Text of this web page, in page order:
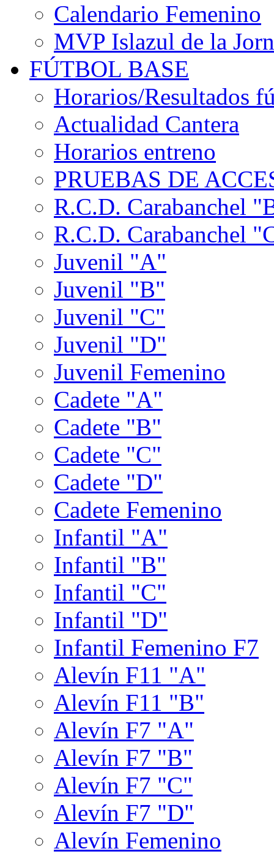
Calendario Femenino
MVP Islazul de la
FÚTBOL BASE
Horarios/Resultados
Actualidad Cantera
Horarios entreno
PRUEBAS DE
R.C.D. Carabanchel
R.C.D. Carabanchel
Juvenil "A"
Juvenil "B"
Juvenil "C"
Juvenil "D"
Juvenil Femenino
Cadete "A"
Cadete "B"
Cadete "C"
Cadete "D"
Cadete Femenino
Infantil "A"
Infantil "B"
Infantil "C"
Infantil "D"
Infantil Femenino F7
Alevín F11 "A"
Alevín F11 "B"
Alevín F7 "A"
Alevín F7 "B"
Alevín F7 "C"
Alevín F7 "D"
Alevín Femenino